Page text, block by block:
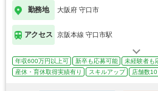
勤務地 大阪府 守口市
アクセス 京阪本線 守口市駅
年収600万円以上可 新卒も応募可能 未経験者も
産休・育休取得実績有り
スキルアップ 店舗数